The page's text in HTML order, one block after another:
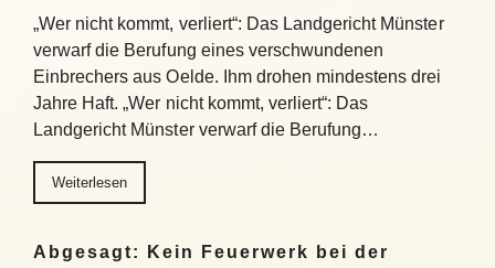
„Wer nicht kommt, verliert“: Das Landgericht Münster
verwarf die Berufung eines verschwundenen
Einbrechers aus Oelde. Ihm drohen mindestens drei
Jahre Haft. „Wer nicht kommt, verliert“: Das
Landgericht Münster verwarf die Berufung…
Weiterlesen
Abgesagt: Kein Feuerwerk bei der